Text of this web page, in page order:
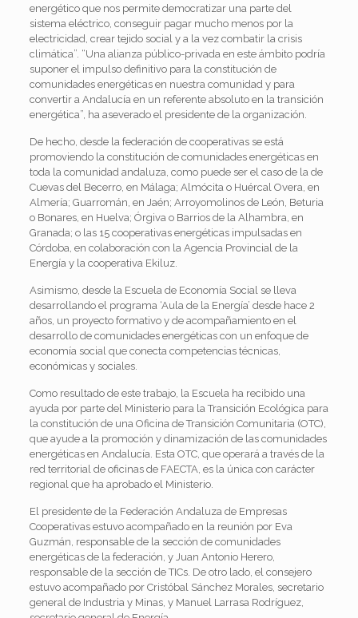
energético que nos permite democratizar una parte del
sistema eléctrico, conseguir pagar mucho menos por la
electricidad, crear tejido social y a la vez combatir la crisis
climática”. “Una alianza público-privada en este ámbito podría
suponer el impulso definitivo para la constitución de
comunidades energéticas en nuestra comunidad y para
convertir a Andalucía en un referente absoluto en la transición
energética”, ha aseverado el presidente de la organización.
De hecho, desde la federación de cooperativas se está
promoviendo la constitución de comunidades energéticas en
toda la comunidad andaluza, como puede ser el caso de la de
Cuevas del Becerro, en Málaga; Almócita o Huércal Overa, en
Almería; Guarromán, en Jaén; Arroyomolinos de León, Beturia
o Bonares, en Huelva; Órgiva o Barrios de la Alhambra, en
Granada; o las 15 cooperativas energéticas impulsadas en
Córdoba, en colaboración con la Agencia Provincial de la
Energía y la cooperativa Ekiluz.
Asimismo, desde la Escuela de Economía Social se lleva
desarrollando el programa ‘Aula de la Energía’ desde hace 2
años, un proyecto formativo y de acompañamiento en el
desarrollo de comunidades energéticas con un enfoque de
economía social que conecta competencias técnicas,
económicas y sociales.
Como resultado de este trabajo, la Escuela ha recibido una
ayuda por parte del Ministerio para la Transición Ecológica para
la constitución de una Oficina de Transición Comunitaria (OTC),
que ayude a la promoción y dinamización de las comunidades
energéticas en Andalucía. Esta OTC, que operará a través de la
red territorial de oficinas de FAECTA, es la única con carácter
regional que ha aprobado el Ministerio.
El presidente de la Federación Andaluza de Empresas
Cooperativas estuvo acompañado en la reunión por Eva
Guzmán, responsable de la sección de comunidades
energéticas de la federación, y Juan Antonio Herero,
responsable de la sección de TICs. De otro lado, el consejero
estuvo acompañado por Cristóbal Sánchez Morales, secretario
general de Industria y Minas, y Manuel Larrasa Rodríguez,